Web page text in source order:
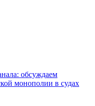
обсуждаем
монополии в судах